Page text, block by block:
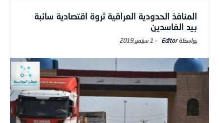
المنافذ الحدودية العراقية ثروة اقتصادية سائبة
بيد الفاسدين
Editor
- 1 سبتمبر,2019